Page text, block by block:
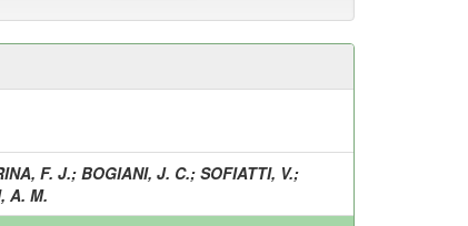
F. J.; BOGIANI, J. C.; SOFIATTI, V.;
A. M.